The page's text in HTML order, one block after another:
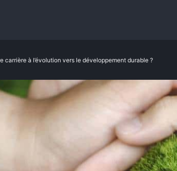
carrière à l’évolution vers le développement durable ?